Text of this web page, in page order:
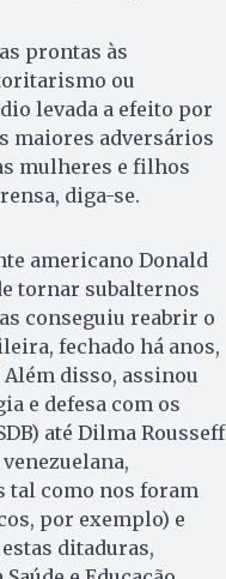
prontas às
ou
levada a efeito por
maiores adversários
mulheres e filhos
diga-se.
americano Donald
tornar subalternos
conseguiu reabrir o
fechado há anos,
disso, assinou
e defesa com os
até Dilma Rousseff
tal como nos foram
por exemplo) e
ditaduras,